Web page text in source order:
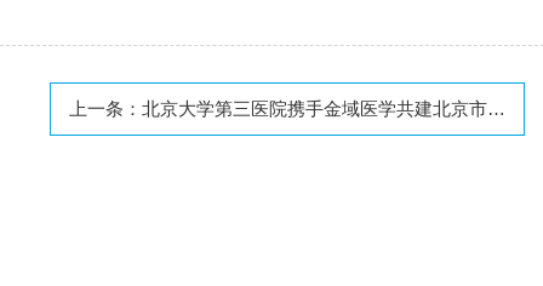
上一条： 北京大学第三医院携手金域医学共建北京市重点实验室